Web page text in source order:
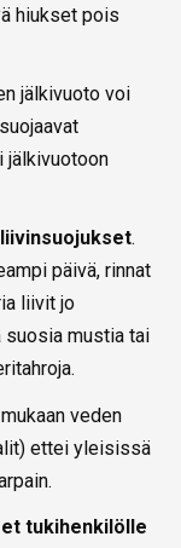
hiukset pois
jälkivuoto voi
jälkivuotoon
.
päivä, rinnat
liivit jo
suosia mustia tai
veden
ettei yleisissä
tukihenkilölle